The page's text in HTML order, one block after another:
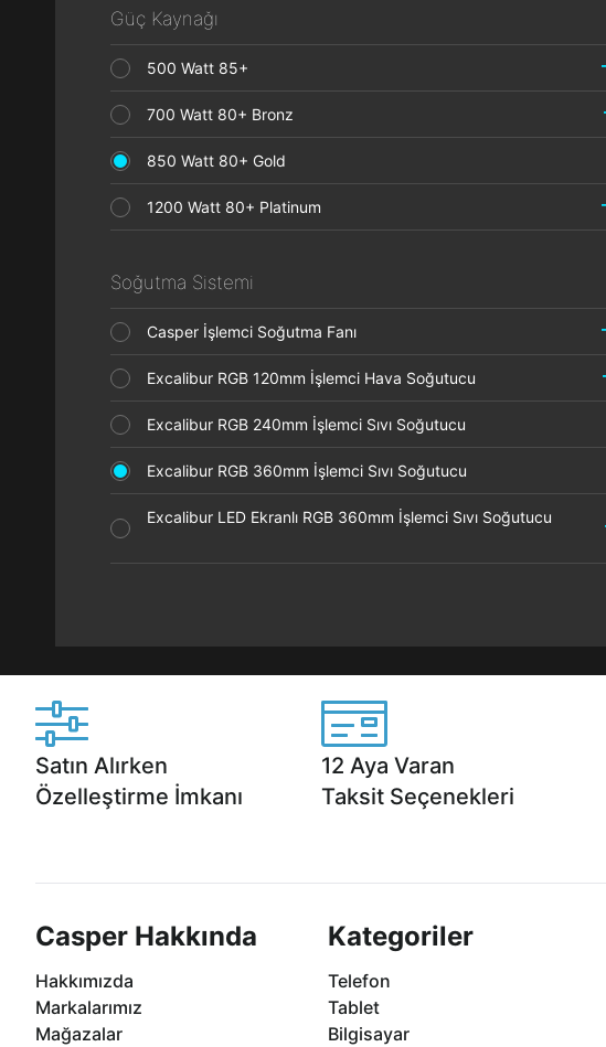
Güç Kaynağı
500 Watt 85+
700 Watt 80+ Bronz
850 Watt 80+ Gold
1200 Watt 80+ Platinum
Soğutma Sistemi
Casper İşlemci Soğutma Fanı
Excalibur RGB 120mm İşlemci Hava Soğutucu
Excalibur RGB 240mm İşlemci Sıvı Soğutucu
Excalibur RGB 360mm İşlemci Sıvı Soğutucu
Excalibur LED Ekranlı RGB 360mm İşlemci Sıvı Soğutucu
Satın Alırken
Özelleştirme İmkanı
12 Aya Varan
Taksit Seçenekleri
Casper Hakkında
Hakkımızda
Markalarımız
Mağazalar
Kategoriler
Telefon
Tablet
Bilgisayar